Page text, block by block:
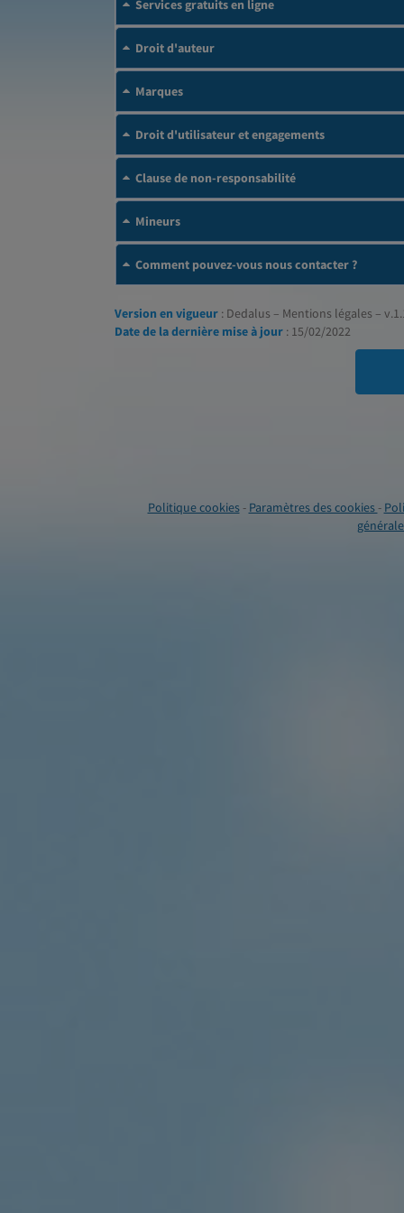
Services gratuits en ligne
Droit d'auteur
Marques
Droit d'utilisateur et engagements
Clause de non-responsabilité
Mineurs
Comment pouvez-vous nous contacter ?
Version en vigueur : Dedalus – Mentions légales –
Date de la dernière mise à jour : 15/02/2022
Politique cookies- Paramètres des cookies-